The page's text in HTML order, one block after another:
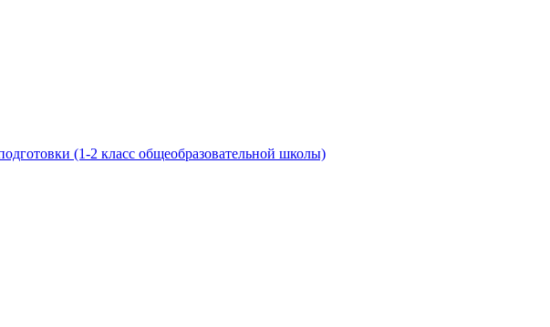
(1-2 класс общеобразовательной школы)